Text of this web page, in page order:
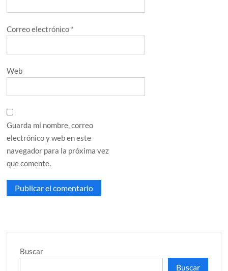
Correo electrónico *
Web
Guarda mi nombre, correo
electrónico y web en este
navegador para la próxima vez
que comente.
Buscar
Buscar